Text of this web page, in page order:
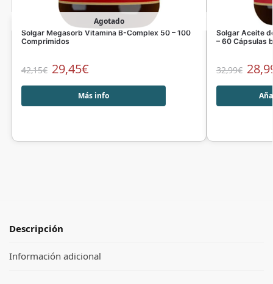
Agotado
Solgar Megasorb Vitamina B-Complex 50 – 100
Comprimidos
42,15€ 29,45€
Más info
Solgar Aceite
– 60 Cápsulas
32,99€
Descripción
Información adicional